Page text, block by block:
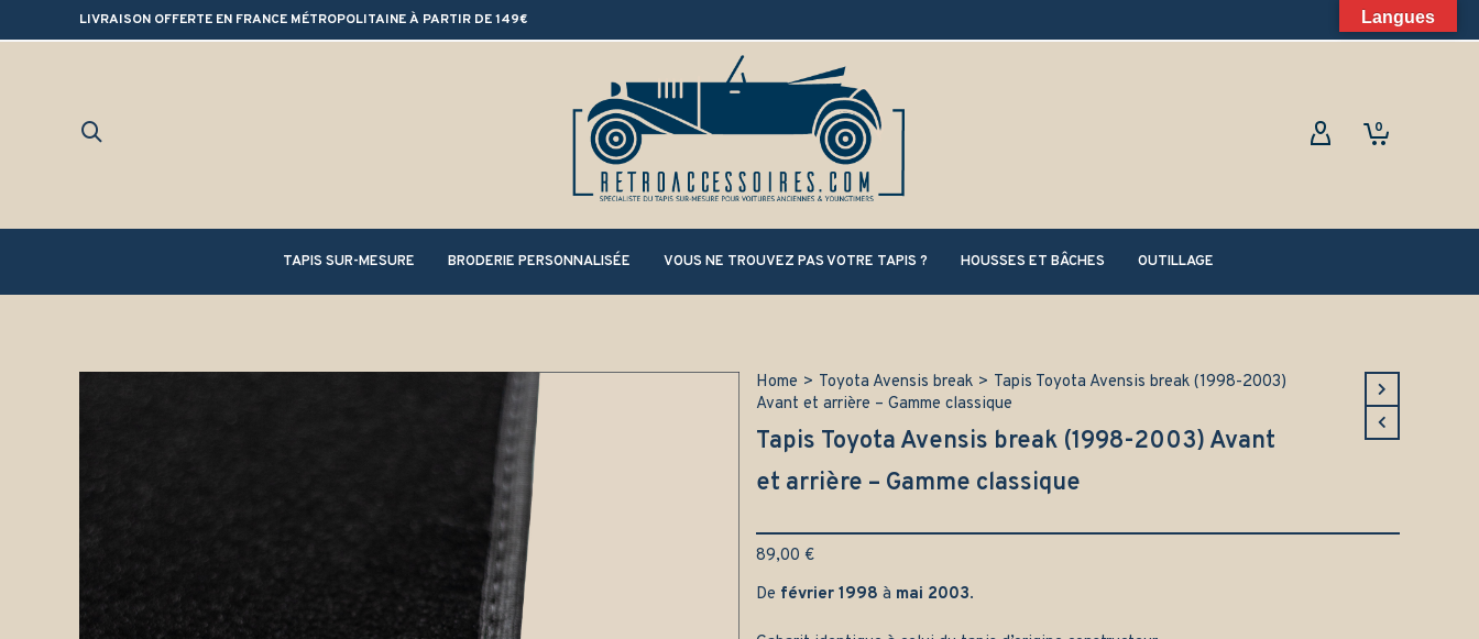
LIVRAISON OFFERTE EN FRANCE MÉTROPOLITAINE À PARTIR DE 149€
0
TAPIS SUR-MESURE BRODERIE PERSONNALISÉE VOUS NE TROUVEZ PAS VOTRE TAPIS ? HOUSSES ET BÂCHES OUTILLAGE
Home > Toyota Avensis break > Tapis Toyota Avensis break (1998-2003)
Avant et arrière – Gamme classique
Tapis Toyota Avensis break (1998-2003) Avant
et arrière – Gamme classique
89,00 €
De février 1998 à mai 2003.
Langues